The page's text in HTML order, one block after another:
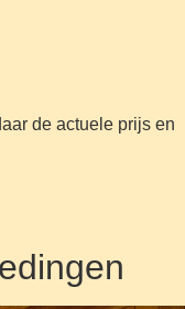
de actuele prijs en